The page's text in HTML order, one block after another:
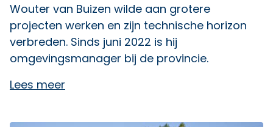
Wouter van Buizen wilde aan grotere
projecten werken en zijn technische horizon
verbreden. Sinds juni 2022 is hij
omgevingsmanager bij de provincie.
Lees meer